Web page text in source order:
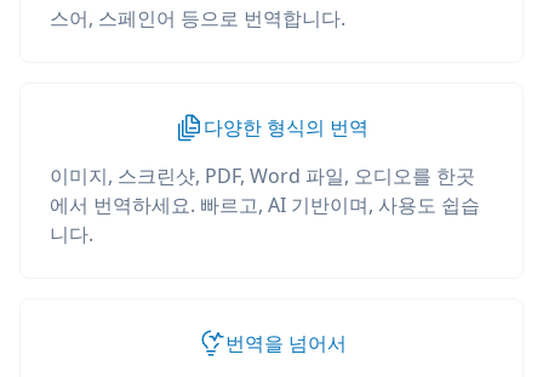
스어, 스페인어 등으로 번역합니다.
다양한 형식의 번역
이미지, 스크린샷, PDF, Word 파일, 오디오를 한곳
에서 번역하세요. 빠르고, AI 기반이며, 사용도 쉽습
니다.
번역을 넘어서